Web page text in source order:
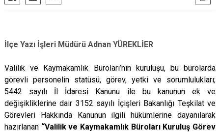
Eskil
Güzelyurt
Sarıyahşi
Sultanhanı
İlçe Yazı İşleri Müdürü Adnan YÜREKLİER
Valilik ve Kaymakamlık Büroları’nın kuruluşu, bu bürolarda
görevli personelin statüsü, görev, yetki ve sorumlulukları;
5442 sayılı İl İdaresi Kanunu ile bu kanunun ek ve
değişikliklerine dair 3152 sayılı İçişleri Bakanlığı Teşkilat ve
Görevleri Hakkında Kanunun ilgili hükümlerine dayanılarak
hazırlanan “Valilik ve Kaymakamlık Büroları Kuruluş Görev